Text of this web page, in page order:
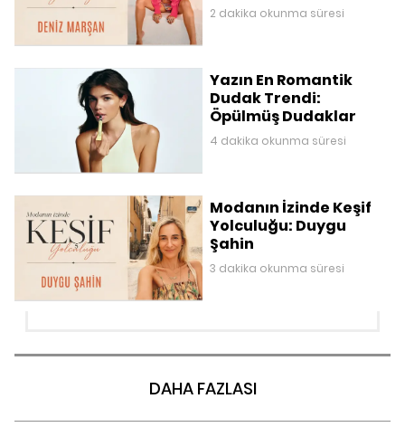
2 dakika okunma süresi
Yazın En Romantik
Dudak Trendi:
Öpülmüş Dudaklar
4 dakika okunma süresi
Modanın İzinde Keşif
Yolculuğu: Duygu
Şahin
3 dakika okunma süresi
DAHA FAZLASI